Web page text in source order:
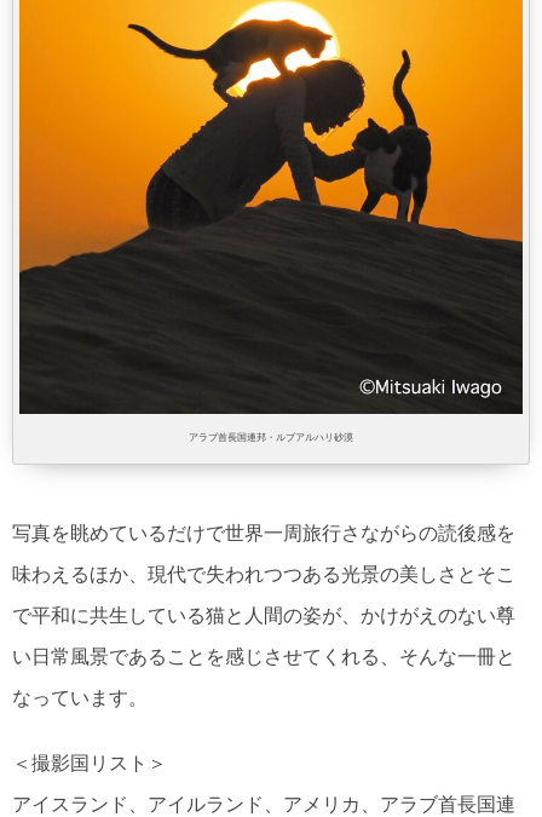
アラブ首長国連邦・ルブアルハリ砂漠
写真を眺めているだけで世界一周旅行さながらの読後感を
味わえるほか、現代で失われつつある光景の美しさとそこ
で平和に共生している猫と人間の姿が、かけがえのない尊
い日常風景であることを感じさせてくれる、そんな一冊と
なっています。
＜撮影国リスト＞
アイスランド、アイルランド、アメリカ、アラブ首長国連